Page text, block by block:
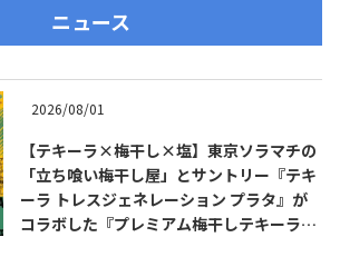
ニュース
2026/08/01
【テキーラ×梅干し×塩】東京ソラマチの
「立ち喰い梅干し屋」とサントリー『テキ
ーラ トレスジェネレーション プラタ』が
コラボした『プレミアム梅干しテキーラソ